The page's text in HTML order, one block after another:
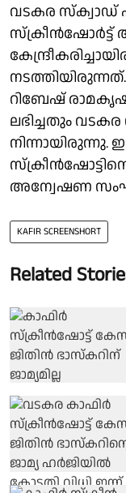
വടകര സ്ക്വാഡ്
സ്ക്രീൻഷോർട്ട്
റിബേഷ്
ലഭിച്ചതും
നിന്നായിരുന്നു.
അന്വേഷണ
KAFIR SCREENSHORT
Related